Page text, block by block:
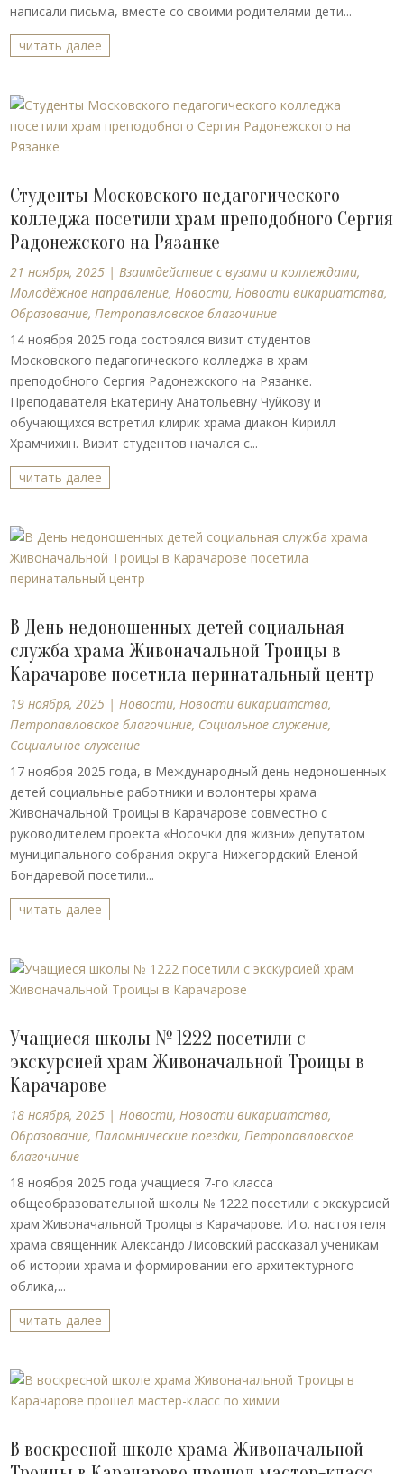
написали письма, вместе со своими родителями дети...
читать далее
Студенты Московского педагогического
колледжа посетили храм преподобного Сергия
Радонежского на Рязанке
21 ноября, 2025 |Взаимдействие с вузами и коллеждами,
Молодёжное направление,Новости,Новости викариатства,
Образование,Петропавловское благочиние
14 ноября 2025 года состоялся визит студентов
Московского педагогического колледжа в храм
преподобного Сергия Радонежского на Рязанке.
Преподавателя Екатерину Анатольевну Чуйкову и
обучающихся встретил клирик храма диакон Кирилл
Храмчихин. Визит студентов начался с...
читать далее
В День недоношенных детей социальная
служба храма Живоначальной Троицы в
Карачарове посетила перинатальный центр
19 ноября, 2025 |Новости,Новости викариатства,
Петропавловское благочиние, Социальное служение,
Социальное служение
17 ноября 2025 года, в Международный день недоношенных
детей социальные работники и волонтеры храма
Живоначальной Троицы в Карачарове совместно с
руководителем проекта «Носочки для жизни» депутатом
муниципального собрания округа Нижегордский Еленой
Бондаревой посетили...
читать далее
Учащиеся школы № 1222 посетили с
экскурсией храм Живоначальной Троицы в
Карачарове
18 ноября, 2025 |Новости,Новости викариатства,
Образование,Паломнические поездки,Петропавловское
благочиние
18 ноября 2025 года учащиеся 7-го класса
общеобразовательной школы № 1222 посетили с экскурсией
храм Живоначальной Троицы в Карачарове. И.о. настоятеля
храма священник Александр Лисовский рассказал ученикам
об истории храма и формировании его архитектурного
облика,...
читать далее
В воскресной школе храма Живоначальной